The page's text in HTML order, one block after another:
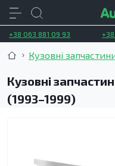
+38 063 881 09 93
Кузовні
Кузовні
(1993–1999)